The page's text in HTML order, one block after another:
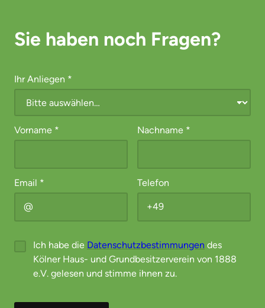
Sie haben noch Fragen?
Ihr Anliegen *
Vorname * Nachname *
Email * Telefon
Ich habe die Datenschutzbestimmungen des
Kölner Haus- und Grundbesitzerverein von 1888
e.V. gelesen und stimme ihnen zu.